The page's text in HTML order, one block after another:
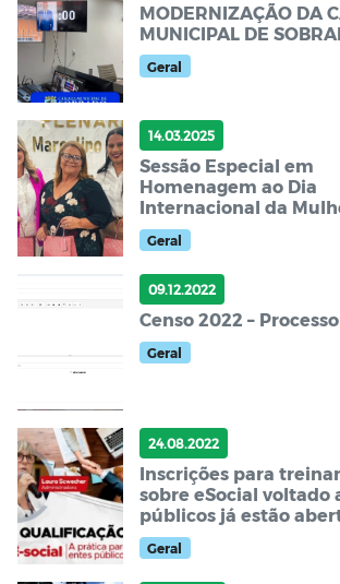
MODERNIZAÇÃO DA
MUNICIPAL DE
Geral
14.03.2025
Sessão Especial em
Homenagem ao Dia
Internacional da
Geral
09.12.2022
Censo 2022 –
Geral
24.08.2022
Inscrições para
sobre eSocial voltado
públicos já estão
Geral